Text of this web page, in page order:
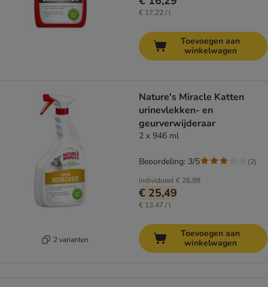
€ 17,22 / l
Toevoegen aan
winkelwagen
2 varianten
Nature's Miracle Katten
urinevlekken- en
geurverwijderaar
2 x 946 ml
individueel€ 26,98
€ 25,49
€ 13,47 / l
Beoordeling: 3/5 (2)
Toevoegen aan
winkelwagen